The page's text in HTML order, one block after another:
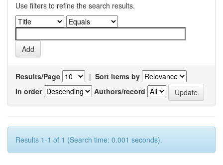
Use filters to refine the search results.
Results/Page | Sort items by
In order
Authors/record
Results 1-1 of 1 (Search time: 0.001 seconds).